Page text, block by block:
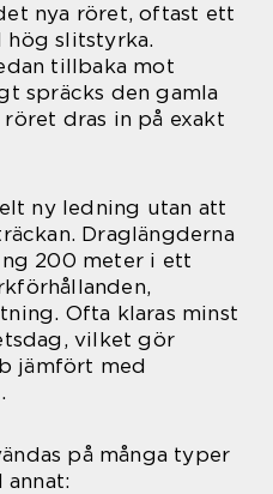
nya röret, oftast ett
hög slitstyrka.
tillbaka mot
spräcks den gamla
dras in på exakt
ny ledning utan att
Draglängderna
200 meter i ett
Ofta klaras minst
vilket gör
jämfört med
på många typer